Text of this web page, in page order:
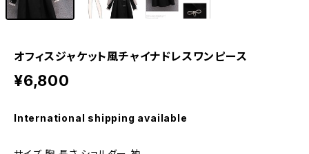
オフィスジャケット風チャイナドレスワンピース
¥6,800
International shipping available